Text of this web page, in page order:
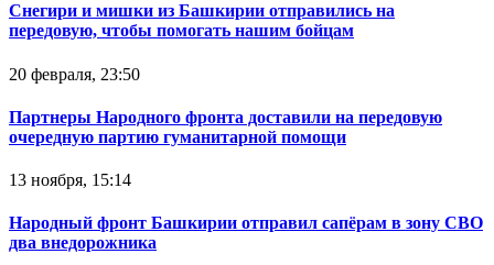
Снегири и мишки из Башкирии отправились на
передовую, чтобы помогать нашим бойцам
20 февраля, 23:50
Партнеры Народного фронта доставили на передовую
очередную партию гуманитарной помощи
13 ноября, 15:14
Народный фронт Башкирии отправил сапёрам в зону СВО
два внедорожника